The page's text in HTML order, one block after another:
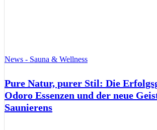
News - Sauna & Wellness
Pure Natur, purer Stil: Die
Odoro Essenzen und der neue
Saunierens